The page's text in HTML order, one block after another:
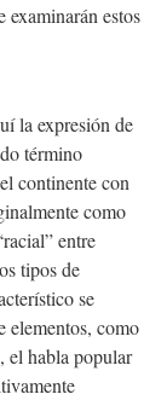
examinarán estos
la expresión de
término
continente con
como
entre
tipos de
se
elementos, como
el habla popular